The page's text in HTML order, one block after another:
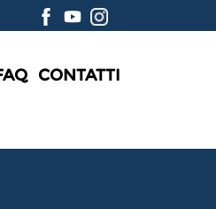
CONTATTI